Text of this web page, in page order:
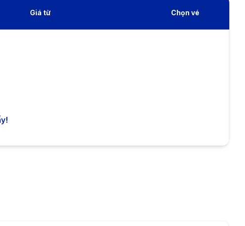
Giá từ Chọn vé